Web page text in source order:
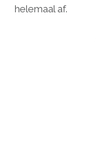
helemaal af.